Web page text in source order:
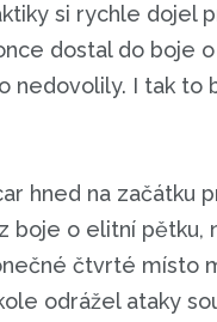
si rychle dojel
dostal do boje
nedovolily. I tak to
hned na začátku
boje o elitní pětku,
čtvrté místo
odrážel ataky